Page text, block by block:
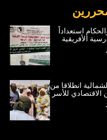
استعداداً
الأفريقية
انطلاقا من
الاقتصادي للأسر